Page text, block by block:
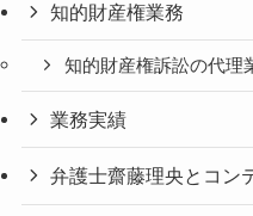
知的財産権業務
知的財産権訴訟の代理
業務実績
弁護士齋藤理央とコン